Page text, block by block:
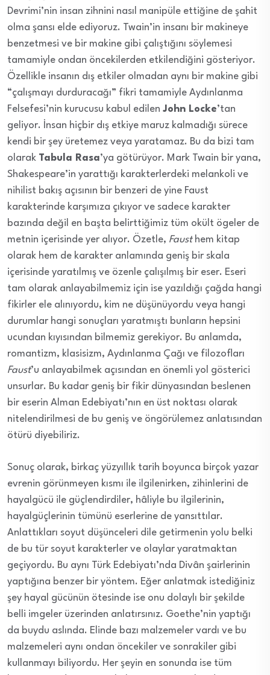
Devrimi’nin insan zihnini nasıl manipüle ettiğine de şahit
olma şansı elde ediyoruz. Twain’in insanı bir makineye
benzetmesi ve bir makine gibi çalıştığını söylemesi
tamamiyle ondan öncekilerden etkilendiğini gösteriyor.
Özellikle insanın dış etkiler olmadan aynı bir makine gibi
“çalışmayı durduracağı” fikri tamamiyle Aydınlanma
Felsefesi’nin kurucusu kabul edilen John Locke’tan
geliyor. İnsan hiçbir dış etkiye maruz kalmadığı sürece
kendi bir şey üretemez veya yaratamaz. Bu da bizi tam
olarak Tabula Rasa’ya götürüyor. Mark Twain bir yana,
Shakespeare’in yarattığı karakterlerdeki melankoli ve
nihilist bakış açısının bir benzeri de yine Faust
karakterinde karşımıza çıkıyor ve sadece karakter
bazında değil en başta belirttiğimiz tüm okült ögeler de
metnin içerisinde yer alıyor. Özetle, Fausthem kitap
olarak hem de karakter anlamında geniş bir skala
içerisinde yaratılmış ve özenle çalışılmış bir eser. Eseri
tam olarak anlayabilmemiz için ise yazıldığı çağda hangi
fikirler ele alınıyordu, kim ne düşünüyordu veya hangi
durumlar hangi sonuçları yaratmıştı bunların hepsini
ucundan kıyısından bilmemiz gerekiyor. Bu anlamda,
romantizm, klasisizm, Aydınlanma Çağı ve filozofları
Faust’u anlayabilmek açısından en önemli yol gösterici
unsurlar. Bu kadar geniş bir fikir dünyasından beslenen
bir eserin Alman Edebiyatı’nın en üst noktası olarak
nitelendirilmesi de bu geniş ve öngörülemez anlatısından
ötürü diyebiliriz.
Sonuç olarak, birkaç yüzyıllık tarih boyunca birçok yazar
evrenin görünmeyen kısmı ile ilgilenirken, zihinlerini de
hayalgücü ile güçlendirdiler, hâliyle bu ilgilerinin,
hayalgüçlerinin tümünü eserlerine de yansıttılar.
Anlattıkları soyut düşünceleri dile getirmenin yolu belki
de bu tür soyut karakterler ve olaylar yaratmaktan
geçiyordu. Bu aynı Türk Edebiyatı’nda Divân şairlerinin
yaptığına benzer bir yöntem. Eğer anlatmak istediğiniz
şey hayal gücünün ötesinde ise onu dolaylı bir şekilde
belli imgeler üzerinden anlatırsınız. Goethe’nin yaptığı
da buydu aslında. Elinde bazı malzemeler vardı ve bu
malzemeleri aynı ondan öncekiler ve sonrakiler gibi
kullanmayı biliyordu. Her şeyin en sonunda ise tüm